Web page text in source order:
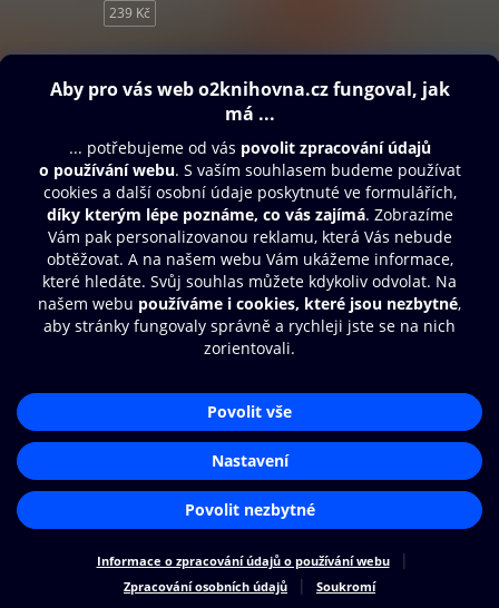
239 Kč
Obsah ke stažení
Další zábava
© O2 Czech Republic a.s.
Nákupní řád
Přístupnost
Cookies
Nastavení cookies
Aplikace O2 Knihovna
Čti a poslouchej své e-knihy a
audioknihy rychleji a pohodlněji.